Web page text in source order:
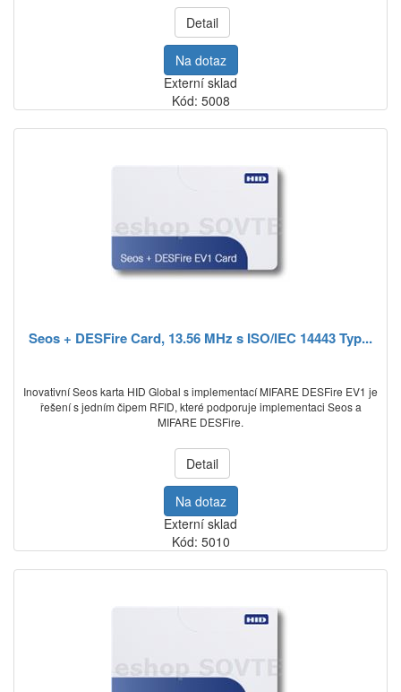
Detail
Na dotaz
Externí sklad
Kód: 5008
Seos + DESFire Card, 13.56 MHz s ISO/IEC 14443 Typ...
Inovativní Seos karta HID Global s implementací MIFARE DESFire EV1 je
řešení s jedním čipem RFID, které podporuje implementaci Seos a
MIFARE DESFire.
Detail
Na dotaz
Externí sklad
Kód: 5010